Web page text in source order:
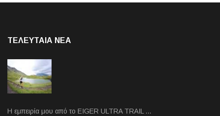
ΤΕΛΕΥΤΑΙΑ NEA
Η εμπειρία μου από το EIGER ULTRA TRAIL …